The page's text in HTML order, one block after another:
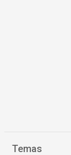
Temas